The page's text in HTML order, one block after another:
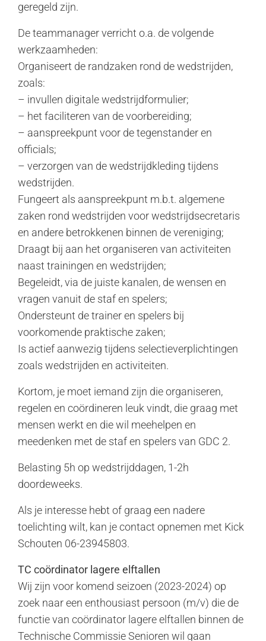
geregeld zijn.
De teammanager verricht o.a. de volgende
werkzaamheden:
Organiseert de randzaken rond de wedstrijden,
zoals:
– invullen digitale wedstrijdformulier;
– het faciliteren van de voorbereiding;
– aanspreekpunt voor de tegenstander en
officials;
– verzorgen van de wedstrijdkleding tijdens
wedstrijden.
Fungeert als aanspreekpunt m.b.t. algemene
zaken rond wedstrijden voor wedstrijdsecretaris
en andere betrokkenen binnen de vereniging;
Draagt bij aan het organiseren van activiteiten
naast trainingen en wedstrijden;
Begeleidt, via de juiste kanalen, de wensen en
vragen vanuit de staf en spelers;
Ondersteunt de trainer en spelers bij
voorkomende praktische zaken;
Is actief aanwezig tijdens selectieverplichtingen
zoals wedstrijden en activiteiten.
Kortom, je moet iemand zijn die organiseren,
regelen en coördineren leuk vindt, die graag met
mensen werkt en die wil meehelpen en
meedenken met de staf en spelers van GDC 2.
Belasting 5h op wedstrijddagen, 1-2h
doordeweeks.
Als je interesse hebt of graag een nadere
toelichting wilt, kan je contact opnemen met Kick
Schouten 06-23945803.
TC coördinator lagere elftallen
Wij zijn voor komend seizoen (2023-2024) op
zoek naar een enthousiast persoon (m/v) die de
functie van coördinator lagere elftallen binnen de
Technische Commissie Senioren wil gaan